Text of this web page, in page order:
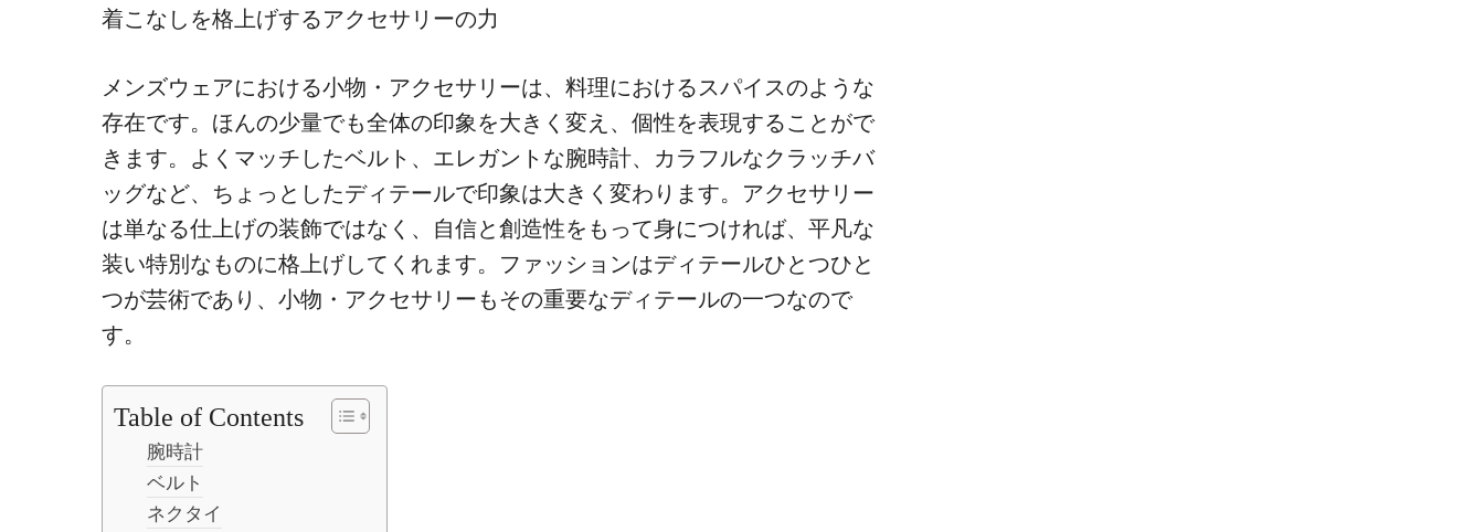
着こなしを格上げするアクセサリーの力
メンズウェアにおける小物・アクセサリーは、料理におけるスパイスのような
存在です。ほんの少量でも全体の印象を大きく変え、個性を表現することがで
きます。よくマッチしたベルト、エレガントな腕時計、カラフルなクラッチバ
ッグなど、ちょっとしたディテールで印象は大きく変わります。アクセサリー
は単なる仕上げの装飾ではなく、自信と創造性をもって身につければ、平凡な
装い特別なものに格上げしてくれます。ファッションはディテールひとつひと
つが芸術であり、小物・アクセサリーもその重要なディテールの一つなので
す。
Table of Contents
腕時計
ベルト
ネクタイ